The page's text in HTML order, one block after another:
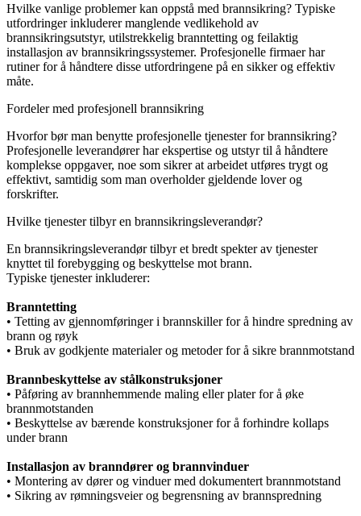
Hvilke vanlige problemer kan oppstå med brannsikring? Typiske
utfordringer inkluderer manglende vedlikehold av
brannsikringsutstyr, utilstrekkelig branntetting og feilaktig
installasjon av brannsikringssystemer. Profesjonelle firmaer har
rutiner for å håndtere disse utfordringene på en sikker og effektiv
måte.
Fordeler med profesjonell brannsikring
Hvorfor bør man benytte profesjonelle tjenester for brannsikring?
Profesjonelle leverandører har ekspertise og utstyr til å håndtere
komplekse oppgaver, noe som sikrer at arbeidet utføres trygt og
effektivt, samtidig som man overholder gjeldende lover og
forskrifter.
Hvilke tjenester tilbyr en brannsikringsleverandør?
En brannsikringsleverandør tilbyr et bredt spekter av tjenester
knyttet til forebygging og beskyttelse mot brann.
Typiske tjenester inkluderer:
Branntetting
• Tetting av gjennomføringer i brannskiller for å hindre spredning av
brann og røyk
• Bruk av godkjente materialer og metoder for å sikre brannmotstand
Brannbeskyttelse av stålkonstruksjoner
• Påføring av brannhemmende maling eller plater for å øke
brannmotstanden
• Beskyttelse av bærende konstruksjoner for å forhindre kollaps
under brann
Installasjon av branndører og brannvinduer
• Montering av dører og vinduer med dokumentert brannmotstand
• Sikring av rømningsveier og begrensning av brannspredning